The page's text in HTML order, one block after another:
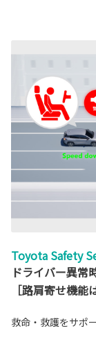
Toyota Safety
ドライバー異常
［路肩寄せ機能
救命・救護をサポー